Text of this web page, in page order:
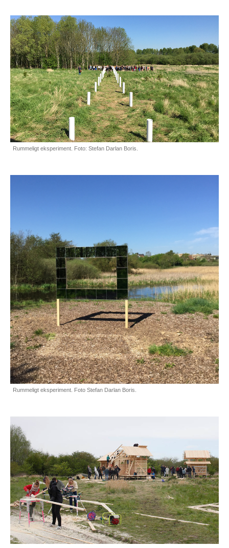
Rummeligt eksperiment. Foto: Stefan Darlan Boris.
Rummeligt eksperiment. Foto Stefan Darlan Boris.